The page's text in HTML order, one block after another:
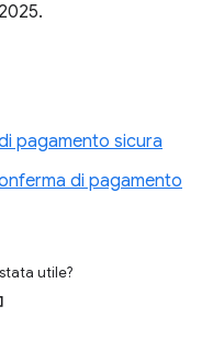
pagamento sicura
di pagamento
utile?